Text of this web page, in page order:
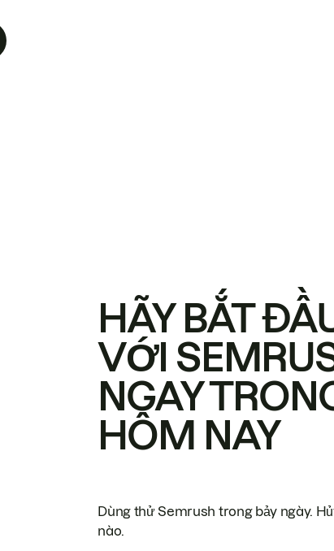
HÃY BẮT
VỚI
NGAY
HÔM NAY
Dùng thử Semrush trong bảy ngày.
nào.